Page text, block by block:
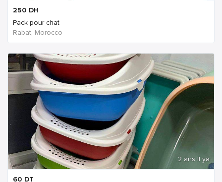
250 DH
Pack pour chat
Rabat, Morocco
2 ans Il ya
60 DT